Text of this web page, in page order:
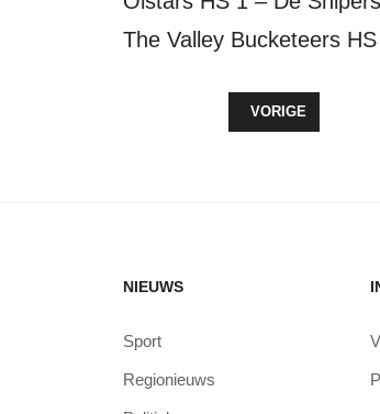
The Valley Bucketeers
VORIG ARTIKEL:
VORIGE
NIEUWS
Sport
Regionieuws